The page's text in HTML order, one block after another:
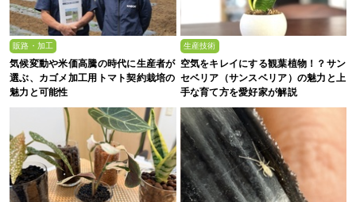
販路・加工
気候変動や米価高騰の時代に生産者が
選ぶ、カゴメ加工用トマト契約栽培の
魅力と可能性
生産技術
空気をキレイにする観葉植物！？サン
セベリア（サンスベリア）の魅力と上
手な育て方を愛好家が解説